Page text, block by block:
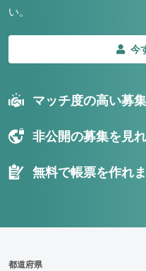
い。
今
マッチ度の高い募
非公開の募集を見
無料で帳票を作れ
都道府県